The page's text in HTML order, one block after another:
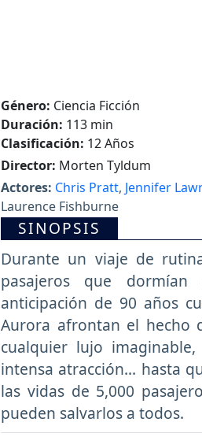
Género: Ciencia Ficción
Duración: 113 min
Clasificación: 12 Años
Director: Morten Tyldum
Actores: Chris Pratt, Jennifer
Laurence Fishburne
SINOPSIS
Durante un viaje de
pasajeros que dormían
anticipación de 90 años
Aurora afrontan el hecho
cualquier lujo
intensa atracción... hasta
las vidas de 5,000
pueden salvarlos a todos.